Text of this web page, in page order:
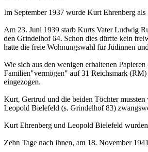
Im September 1937 wurde Kurt Ehrenberg als
Am 23. Juni 1939 starb Kurts Vater Ludwig
den Grindelhof 64. Schon dies dürfte kein
hatte die freie Wohnungswahl für Jüdinnen
Wie sich aus den wenigen erhaltenen
Familien"vermögen" auf 31 Reichsmark
eingezogen.
Kurt, Gertrud und die beiden Töchter
Leopold Bielefeld (s. Grindelhof 83)
Kurt Ehrenberg und Leopold Bielefeld
Zehn Tage nach ihnen, am 18. November